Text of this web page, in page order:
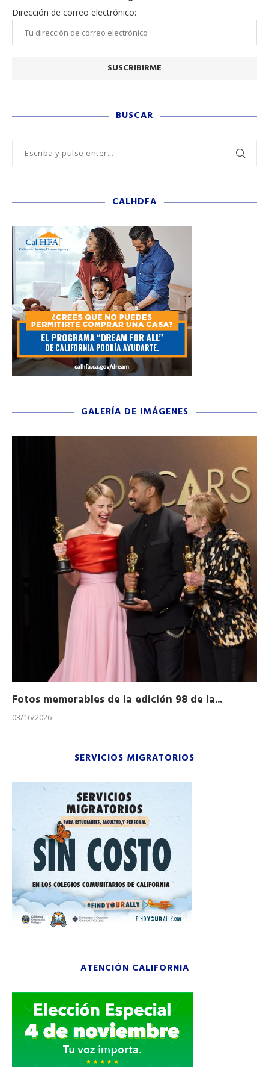
Dirección de correo electrónico:
BUSCAR
CALHDFA
GALERÍA DE IMÁGENES
Fotos memorables de la edición 98 de la...
03/16/2026
SERVICIOS MIGRATORIOS
ATENCIÓN CALIFORNIA